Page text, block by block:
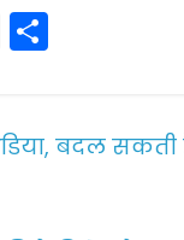
E
l eबदल सकती